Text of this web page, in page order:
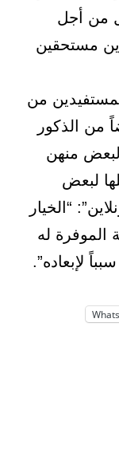
من أجل
مستحقين
أن 85% من المستفيدين من
من الذكور
منهن
لبعض
“الخيار
الموفرة له
لإبعاده”.